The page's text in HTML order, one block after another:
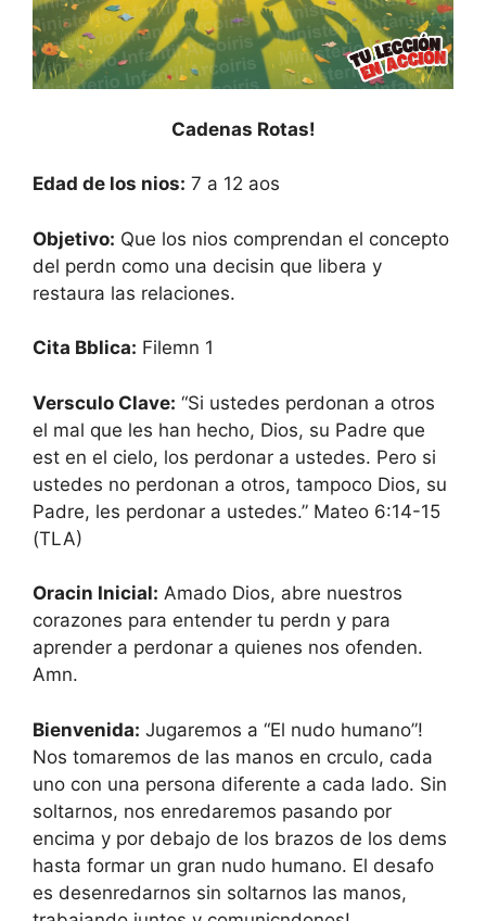
Cadenas Rotas!
Edad de los nios: 7 a 12 aos
Objetivo: Que los nios comprendan el concepto
del perdn como una decisin que libera y
restaura las relaciones.
Cita Bblica: Filemn 1
Versculo Clave: “Si ustedes perdonan a otros
el mal que les han hecho, Dios, su Padre que
est en el cielo, los perdonar a ustedes. Pero si
ustedes no perdonan a otros, tampoco Dios, su
Padre, les perdonar a ustedes.” Mateo 6:14-15
(TLA)
Oracin Inicial: Amado Dios, abre nuestros
corazones para entender tu perdn y para
aprender a perdonar a quienes nos ofenden.
Amn.
Bienvenida: Jugaremos a “El nudo humano”!
Nos tomaremos de las manos en crculo, cada
uno con una persona diferente a cada lado. Sin
soltarnos, nos enredaremos pasando por
encima y por debajo de los brazos de los dems
hasta formar un gran nudo humano. El desafo
es desenredarnos sin soltarnos las manos,